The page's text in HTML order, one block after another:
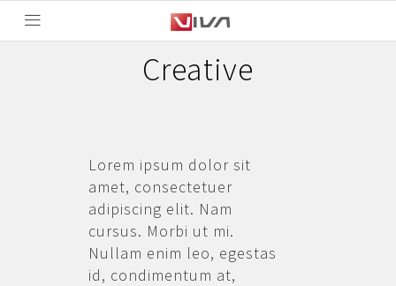
Creative
Lorem ipsum dolor sit
amet, consectetuer
adipiscing elit. Nam
cursus. Morbi ut mi.
Nullam enim leo, egestas
id, condimentum at,